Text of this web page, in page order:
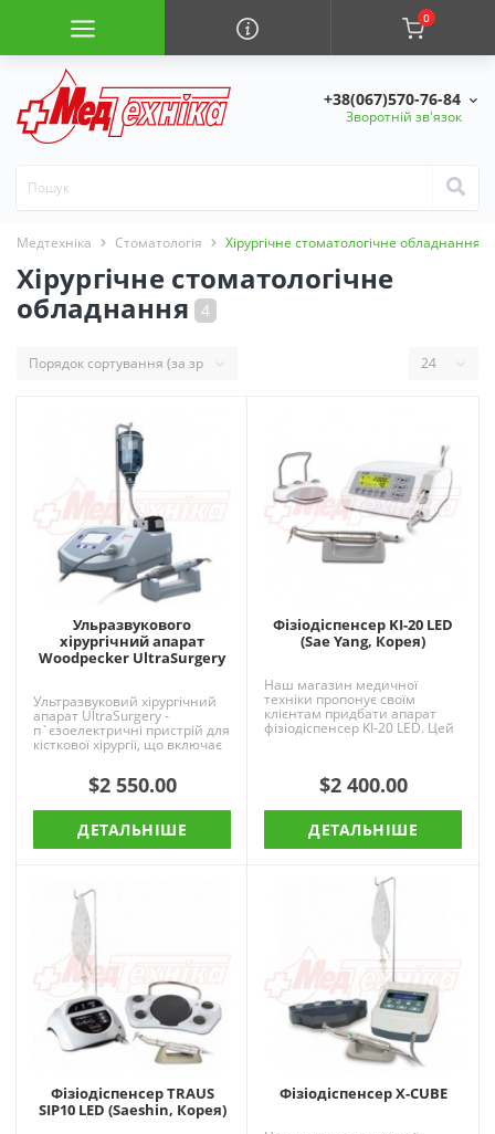
0
+38(067)570-76-84
Зворотній зв'язок
Медтехніка Стоматологія Хірургічне стоматологічне обладнання
Хірургічне стоматологічне
обладнання
Ульразвукового
хірургічний апарат
Woodpecker UltraSurgery
Ультразвуковий хірургічний
апарат UltraSurgery -
п`єзоелектричні пристрій для
кісткової хірургії, що включає
в себе практику застосування
в остеотомии..$2 550.00
ДЕТАЛЬНІШЕ
Фізіодіспенсер KI-20 LED
(Sae Yang, Корея)
Наш магазин медичної
техніки пропонує своїм
клієнтам придбати апарат
фізіодіспенсер KI-20 LED. Цей
прилад відрізняється
$2 400.00
ДЕТАЛЬНІШЕ
Фізіодіспенсер TRAUS
SIP10 LED (Saeshin, Корея)
Фізіодіспенсер X-CUBE